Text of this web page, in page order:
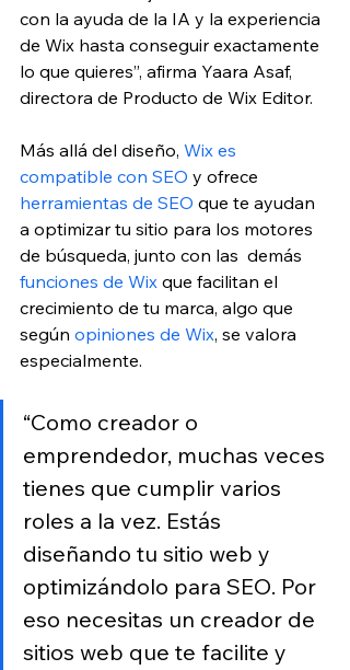
con la ayuda de la IA y la experiencia
de Wix hasta conseguir exactamente
lo que quieres”, afirma Yaara Asaf,
directora de Producto de Wix Editor.
Más allá del diseño, Wix es
compatible con SEO y ofrece
herramientas de SEO que te ayudan
a optimizar tu sitio para los motores
de búsqueda, junto con las  demás
funciones de Wix que facilitan el
crecimiento de tu marca, algo que
según opiniones de Wix, se valora
especialmente.
“Como creador o
emprendedor, muchas veces
tienes que cumplir varios
roles a la vez. Estás
diseñando tu sitio web y
optimizándolo para SEO. Por
eso necesitas un creador de
sitios web que te facilite y